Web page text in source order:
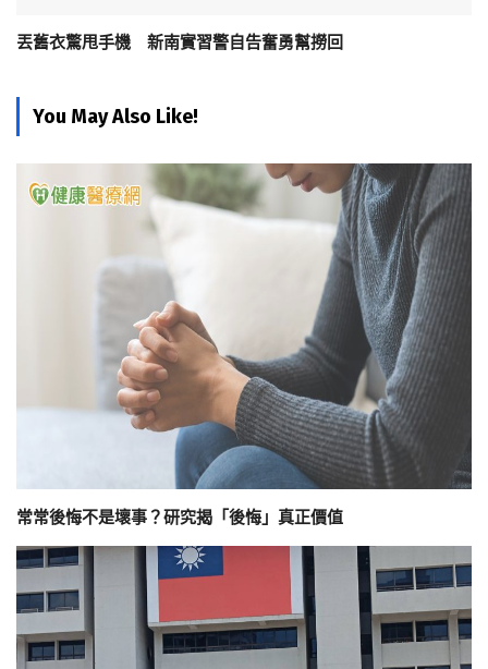
丟舊衣驚甩手機 新南實習警自告奮勇幫撈回
You May Also Like!
常常後悔不是壞事？研究揭「後悔」真正價值